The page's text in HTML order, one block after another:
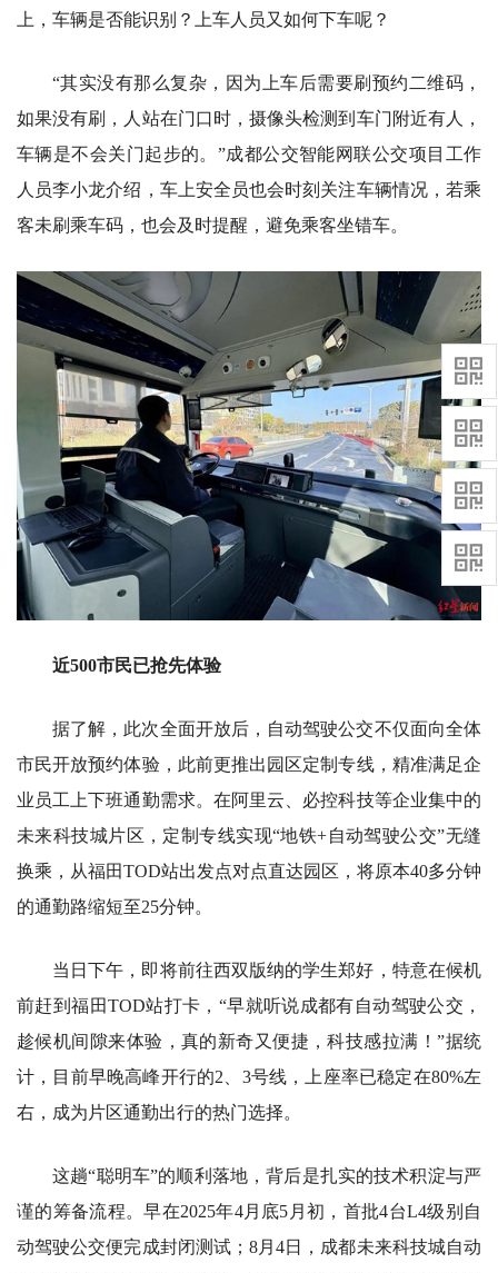
上，车辆是否能识别？上车人员又如何下车呢？
“其实没有那么复杂，因为上车后需要刷预约二维码，
如果没有刷，人站在门口时，摄像头检测到车门附近有人，
车辆是不会关门起步的。”成都公交智能网联公交项目工作
人员李小龙介绍，车上安全员也会时刻关注车辆情况，若乘
客未刷乘车码，也会及时提醒，避免乘客坐错车。
近500市民已抢先体验
据了解，此次全面开放后，自动驾驶公交不仅面向全体
市民开放预约体验，此前更推出园区定制专线，精准满足企
业员工上下班通勤需求。在阿里云、必控科技等企业集中的
未来科技城片区，定制专线实现“地铁+自动驾驶公交”无缝
换乘，从福田TOD站出发点对点直达园区，将原本40多分钟
的通勤路缩短至25分钟。
当日下午，即将前往西双版纳的学生郑好，特意在候机
前赶到福田TOD站打卡，“早就听说成都有自动驾驶公交，
趁候机间隙来体验，真的新奇又便捷，科技感拉满！”据统
计，目前早晚高峰开行的2、3号线，上座率已稳定在80%左
右，成为片区通勤出行的热门选择。
这趟“聪明车”的顺利落地，背后是扎实的技术积淀与严
谨的筹备流程。早在2025年4月底5月初，首批4台L4级别自
动驾驶公交便完成封闭测试；8月4日，成都未来科技城自动